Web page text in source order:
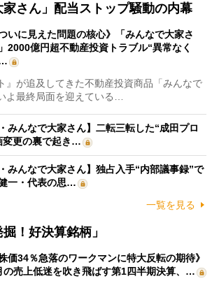
家さん」配当ストップ騒動の内幕
ついに見えた問題の核心》「みんなで大家さ
2000億円超不動産投資トラブル“異常なく
が追及してきた不動産投資商品「みんなで
よ最終局面を迎えている…
みんなで大家さん】二転三転した“成田プロ
変更の裏で起き…
みんなで大家さん】独占入手“内部議事録”で
一・代表の思…
一覧を見る
！好決算銘柄」
株価34％急落のワークマンに特大反転の期待》
の売上低迷を吹き飛ばす第1四半期決算、…